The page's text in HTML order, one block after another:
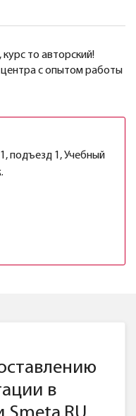
то авторский!
центра с опытом работы
подъезд 1, Учебный
в